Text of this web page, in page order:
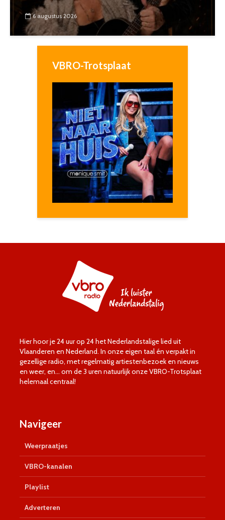
6 augustus 2026
VBRO-Trotsplaat
Hier hoor je 24 uur op 24 het Nederlandstalige lied uit
Vlaanderen en Nederland. In onze eigen taal én verpakt in
gezellige radio, met regelmatig artiestenbezoek en nieuws
en weer, en… om de 3 uren natuurlijk onze VBRO-Trotsplaat
helemaal centraal!
Navigeer
Weerpraatjes
VBRO-kanalen
Playlist
Adverteren